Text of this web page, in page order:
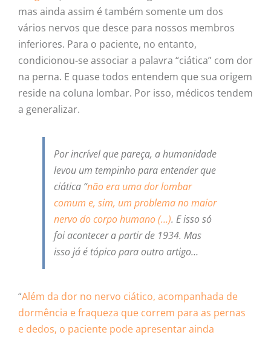
mas ainda assim é também somente um dos
vários nervos que desce para nossos membros
inferiores. Para o paciente, no entanto,
condicionou-se associar a palavra “ciática” com dor
na perna. E quase todos entendem que sua origem
reside na coluna lombar. Por isso, médicos tendem
a generalizar.
Por incrível que pareça, a humanidade
levou um tempinho para entender que
ciática “não era uma dor lombar
comum e, sim, um problema no maior
nervo do corpo humano (…). E isso só
foi acontecer a partir de 1934. Mas
isso já é tópico para outro artigo…
“Além da dor no nervo ciático, acompanhada de
dormência e fraqueza que correm para as pernas
e dedos, o paciente pode apresentar ainda